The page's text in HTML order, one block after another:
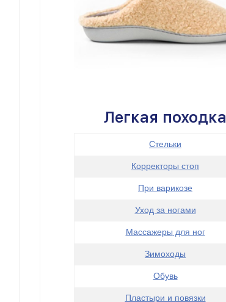
Легкая походка
Стельки
Корректоры стоп
При варикозе
Уход за ногами
Массажеры для ног
Зимоходы
Обувь
Пластыри и повязки